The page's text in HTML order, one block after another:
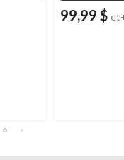
99,99 $